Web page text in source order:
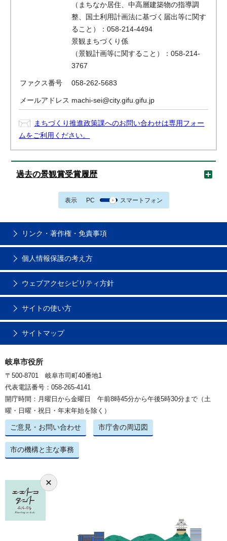
（まちなか居住、中高層建築物の指導調
整、国土利用計画法に基づく届出等に関す
ること）：058-214-4494
景観まちづくり係
（景観計画等に関すること）：058-214-
3767
ファクス番号 058-262-5683
メールアドレス machi-sei@city.gifu.gifu.jp
まちづくり推進政策課へのお問い合わせは専用フォー
ムをご利用ください。
過去の景観賞受賞履歴
表示 PC スマートフォン
リンク・著作権・免責事項
個人情報保護の考え方
ウェブアクセシビリティ方針
サイトの使い方
サイトマップ
岐阜市役所
〒500-8701 岐阜市司町40番地1
代表電話番号：058-265-4141
開庁時間：月曜日から金曜日 午前8時45分から午後5時30分まで（土
曜・日曜・祝日・年末年始を除く）
ご意見・お問い合わせ 市庁舎の周辺図
市の機構と主な事務